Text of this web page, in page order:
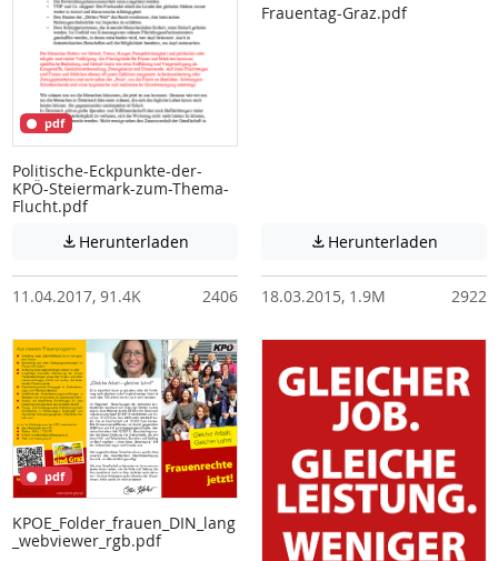
pdf
Politische-Eckpunkte-der-
KPÖ-Steiermark-zum-Thema-
Flucht.pdf
 Herunterladen Achtung: Diese Datei enthält unter
11.04.2017, 91.4K 2406
Frauentag-Graz.pdf
 Herunterladen
18.03.2015, 1.9M 2922
pdf
KPOE_Folder_frauen_DIN_lang
_webviewer_rgb.pdf